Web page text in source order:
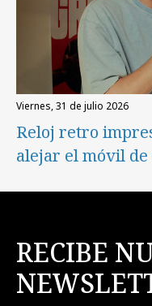
viernes, 31 de julio 2026
Reloj retro
alejar el móvil de
RECIBE